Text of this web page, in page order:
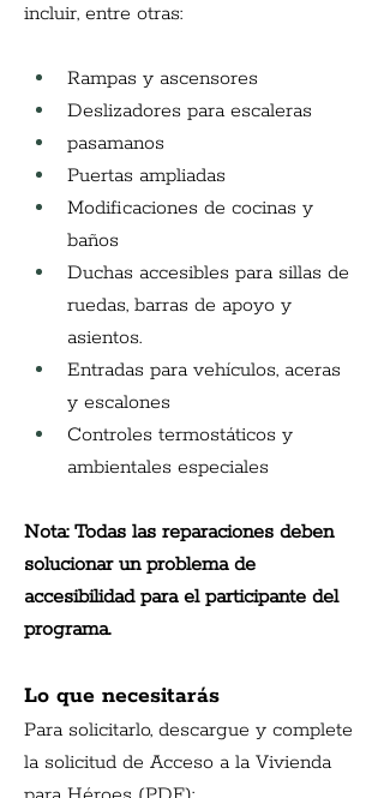
incluir, entre otras:
Rampas y ascensores
Deslizadores para escaleras
pasamanos
Puertas ampliadas
Modificaciones de cocinas y
baños
Duchas accesibles para sillas de
ruedas, barras de apoyo y
asientos.
Entradas para vehículos, aceras
y escalones
Controles termostáticos y
ambientales especiales
Nota: Todas las reparaciones deben
solucionar un problema de
accesibilidad para el participante del
programa.
Lo que necesitarás
Para solicitarlo, descargue y complete
la solicitud de Acceso a la Vivienda